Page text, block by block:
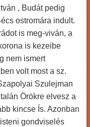
, Budát pedig
ostromára indult.
is meg-viván, a
is kezeibe
nem ismert
volt most a sz.
Szulejman
Örökre elvesz a
kincse Ís. Azonban
gondviselés